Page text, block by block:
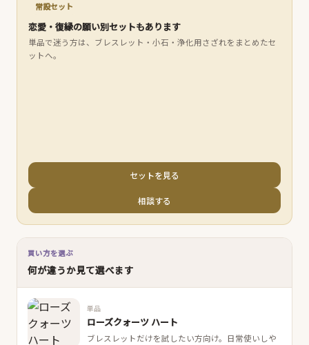
常設セット
恋愛・復縁の願い別セットもあります
単品で迷う方は、ブレスレット・小石・浄化用さざれをまとめたセ
ットへ。
セットを見る
相談する
買い方を選ぶ
何が違うか見て選べます
単品
ローズクォーツ ハート
ブレスレットだけを試したい方向け。日常使いしや